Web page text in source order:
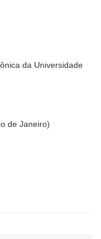
da Universidade
de Janeiro)